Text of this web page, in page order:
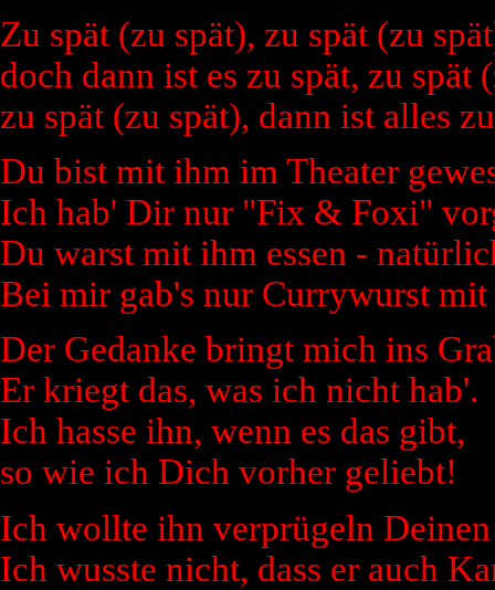
Zu spät (zu spät), zu spät (zu
doch dann ist es zu spät, zu spät
zu spät (zu spät), dann ist alles
Du bist mit ihm im Theater
Ich hab' Dir nur "Fix & Foxi"
Du warst mit ihm essen -
Bei mir gab's nur Currywurst mit
Der Gedanke bringt mich ins
Er kriegt das, was ich nicht hab'.
Ich hasse ihn, wenn es das gibt,
so wie ich Dich vorher geliebt!
Ich wollte ihn verprügeln Deinen
Ich wusste nicht, dass er auch